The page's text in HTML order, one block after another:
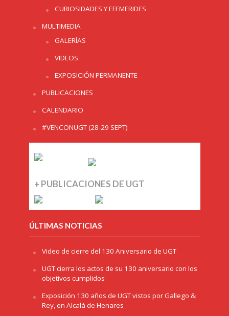
CURIOSIDADES Y EFEMERIDES
MULTIMEDIA
GALERÍAS
VIDEOS
EXPOSICIÓN PERMANENTE
PUBLICACIONES
CALENDARIO
#VENCONUGT (28-29 SEPT)
+ PUBLICACIONES DE UGT
ÚLTIMAS NOTICIAS
Video de cierre del 130 Aniversario de UGT
UGT cierra los actos de su 130 aniversario con los
objetivos cumplidos
Exposición 130 años de UGT vistos por Gallego &
Rey, en Alcalá de Henares